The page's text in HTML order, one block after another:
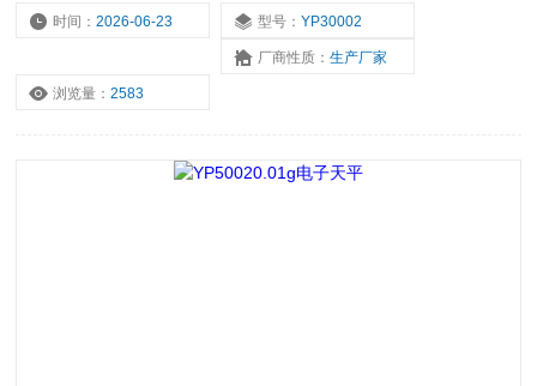
根据用户的要求进行生产。具有*的灵活性，野外操作的Z佳选择。
时间：2026-06-23 型号： YP30002
厂商性质： 生产厂家
浏览量：2583